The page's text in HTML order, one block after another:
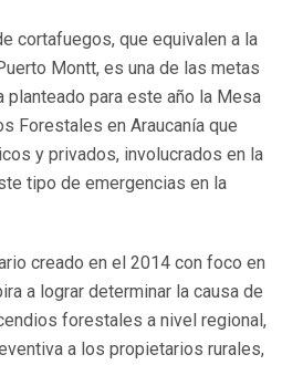
cortafuegos, que equivalen a la
Montt, es una de las metas
para este año la Mesa
Forestales en Araucanía que
y privados, involucrados en la
tipo de emergencias en la
creado en el 2014 con foco en
a lograr determinar la causa de
forestales a nivel regional,
a los propietarios rurales,